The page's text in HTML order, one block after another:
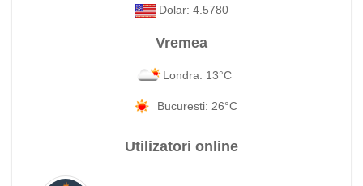
Dolar: 4.5780
Vremea
Londra: 13°C
Bucuresti: 26°C
Utilizatori online